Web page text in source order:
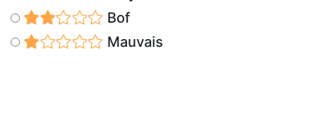
Bof
Mauvais